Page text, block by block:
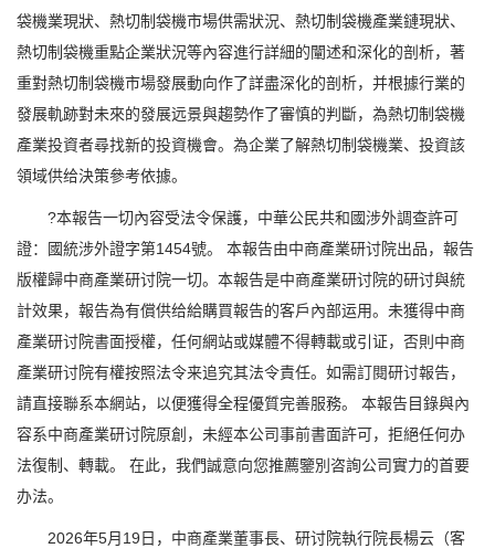
袋機業現狀、熱切制袋機市場供需狀況、熱切制袋機產業鏈現狀、
熱切制袋機重點企業狀況等內容進行詳細的闡述和深化的剖析，著
重對熱切制袋機市場發展動向作了詳盡深化的剖析，并根據行業的
發展軌跡對未來的發展远景與趨勢作了審慎的判斷，為熱切制袋機
產業投資者尋找新的投資機會。為企業了解熱切制袋機業、投資該
領域供给決策參考依據。
?本報告一切內容受法令保護，中華公民共和國涉外調查許可
證：國統涉外證字第1454號。 本報告由中商產業研讨院出品，報告
版權歸中商產業研讨院一切。本報告是中商產業研讨院的研讨與統
計效果，報告為有償供给給購買報告的客戶內部运用。未獲得中商
產業研讨院書面授權，任何網站或媒體不得轉載或引证，否則中商
產業研讨院有權按照法令来追究其法令責任。如需訂閱研讨報告，
請直接聯系本網站，以便獲得全程優質完善服務。 本報告目錄與內
容系中商產業研讨院原創，未經本公司事前書面許可，拒絕任何办
法復制、轉載。 在此，我們誠意向您推薦鑒別咨詢公司實力的首要
办法。
2026年5月19日，中商產業董事長、研讨院執行院長楊云（客